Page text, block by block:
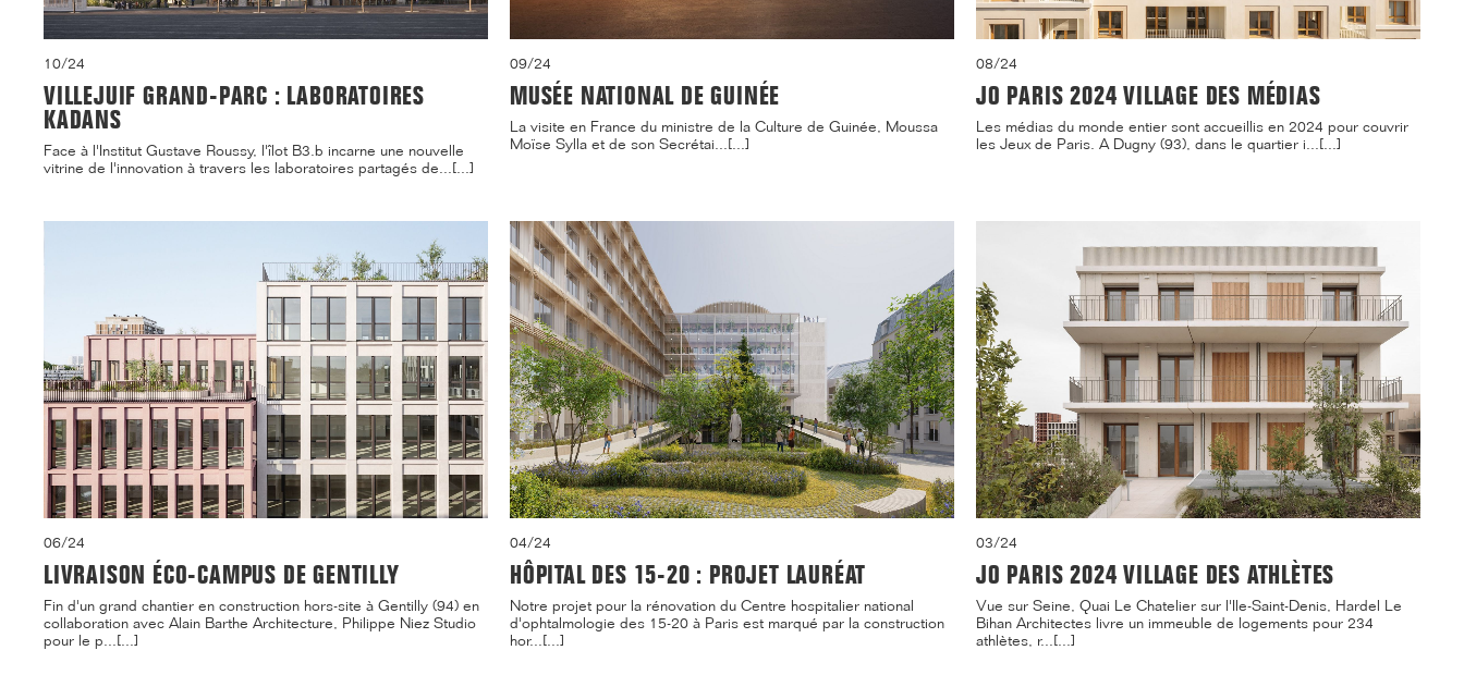
10/24
VILLEJUIF GRAND-PARC : LABORATOIRES
KADANS
Face à l'Institut Gustave Roussy, l'îlot B3.b incarne une nouvelle
vitrine de l'innovation à travers les laboratoires partagés de...[...]
09/24
MUSÉE NATIONAL DE GUINÉE
La visite en France du ministre de la Culture de Guinée, Moussa
Moïse Sylla et de son Secrétai...[...]
08/24
JO PARIS 2024 VILLAGE DES MÉDIAS
Les médias du monde entier sont accueillis en 2024 pour couvrir
les Jeux de Paris. A Dugny (93), dans le quartier i...[...]
06/24
LIVRAISON ÉCO-CAMPUS DE GENTILLY
Fin d'un grand chantier en construction hors-site à Gentilly (94) en
collaboration avec Alain Barthe Architecture, Philippe Niez Studio
pour le p...[...]
04/24
HÔPITAL DES 15-20 : PROJET LAURÉAT
Notre projet pour la rénovation du Centre hospitalier national
d'ophtalmologie des 15-20 à Paris est marqué par la construction
hor...[...]
03/24
JO PARIS 2024 VILLAGE DES ATHLÈTES
Vue sur Seine, Quai Le Chatelier sur l'Ile-Saint-Denis, Hardel Le
Bihan Architectes livre un immeuble de logements pour 234
athlètes, r...[...]